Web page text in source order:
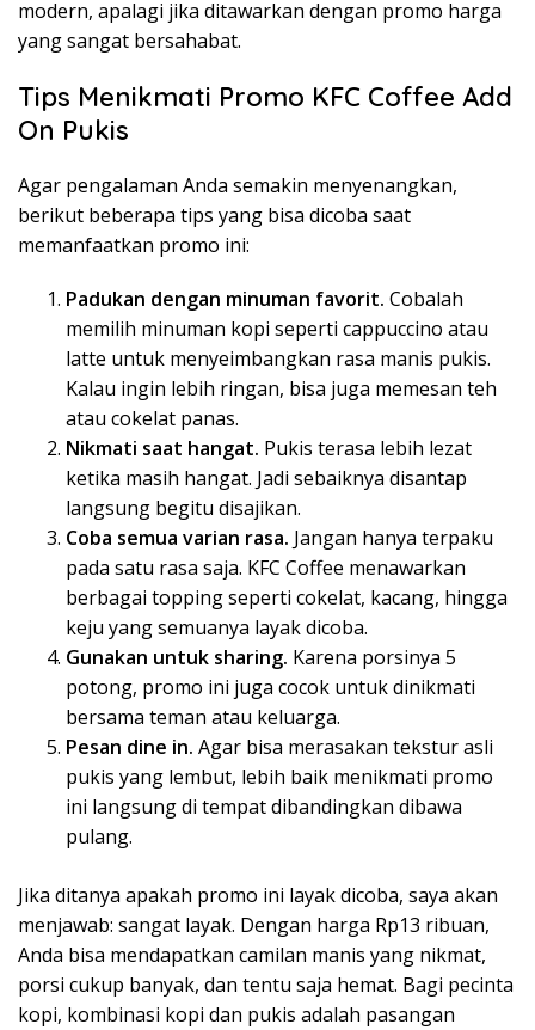
modern, apalagi jika ditawarkan dengan promo harga
yang sangat bersahabat.
Tips Menikmati Promo KFC Coffee Add
On Pukis
Agar pengalaman Anda semakin menyenangkan,
berikut beberapa tips yang bisa dicoba saat
memanfaatkan promo ini:
Padukan dengan minuman favorit. Cobalah
memilih minuman kopi seperti cappuccino atau
latte untuk menyeimbangkan rasa manis pukis.
Kalau ingin lebih ringan, bisa juga memesan teh
atau cokelat panas.
Nikmati saat hangat. Pukis terasa lebih lezat
ketika masih hangat. Jadi sebaiknya disantap
langsung begitu disajikan.
Coba semua varian rasa. Jangan hanya terpaku
pada satu rasa saja. KFC Coffee menawarkan
berbagai topping seperti cokelat, kacang, hingga
keju yang semuanya layak dicoba.
Gunakan untuk sharing. Karena porsinya 5
potong, promo ini juga cocok untuk dinikmati
bersama teman atau keluarga.
Pesan dine in. Agar bisa merasakan tekstur asli
pukis yang lembut, lebih baik menikmati promo
ini langsung di tempat dibandingkan dibawa
pulang.
Jika ditanya apakah promo ini layak dicoba, saya akan
menjawab: sangat layak. Dengan harga Rp13 ribuan,
Anda bisa mendapatkan camilan manis yang nikmat,
porsi cukup banyak, dan tentu saja hemat. Bagi pecinta
kopi, kombinasi kopi dan pukis adalah pasangan